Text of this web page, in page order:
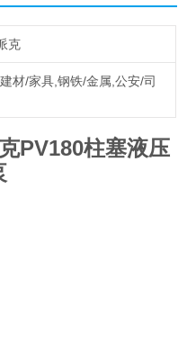
克
材/家具,钢铁/金属,公安/司
PV180柱塞液压